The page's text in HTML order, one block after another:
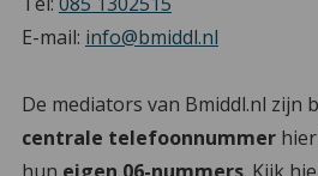
E-mail: info@bmiddl.nl
De mediators van Bmiddl.nl zijn
centrale telefoonnummer